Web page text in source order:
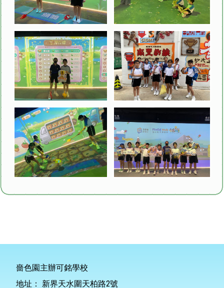
嗇色園主辦可銘學校
地址：
新界天水圍天柏路2號